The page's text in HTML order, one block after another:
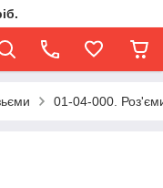
01-04-000. Роз'єми